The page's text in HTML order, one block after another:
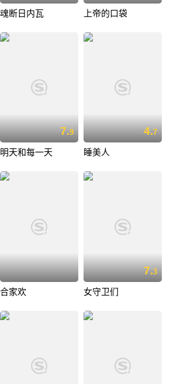
魂断日内瓦 上帝的口袋
7.9
明天和每一天
4.7
睡美人
合家欢
7.3
女守卫们